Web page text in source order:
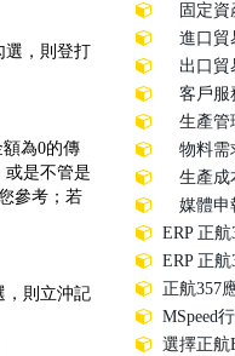
選，則登打
為0的傳
或是不管是
參考；若
，則立沖記
固定資
進口貿
出口貿
客戶服
生產管
物料需
生產成
媒體申
ERP 正
ERP 正
正航357
MSpeed
選擇正航